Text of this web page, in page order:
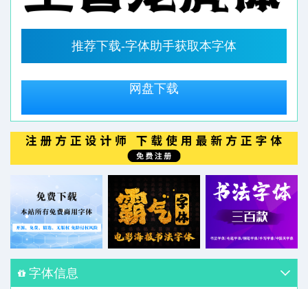
推荐下载-字体助手获取本字体
网盘下载
字体信息